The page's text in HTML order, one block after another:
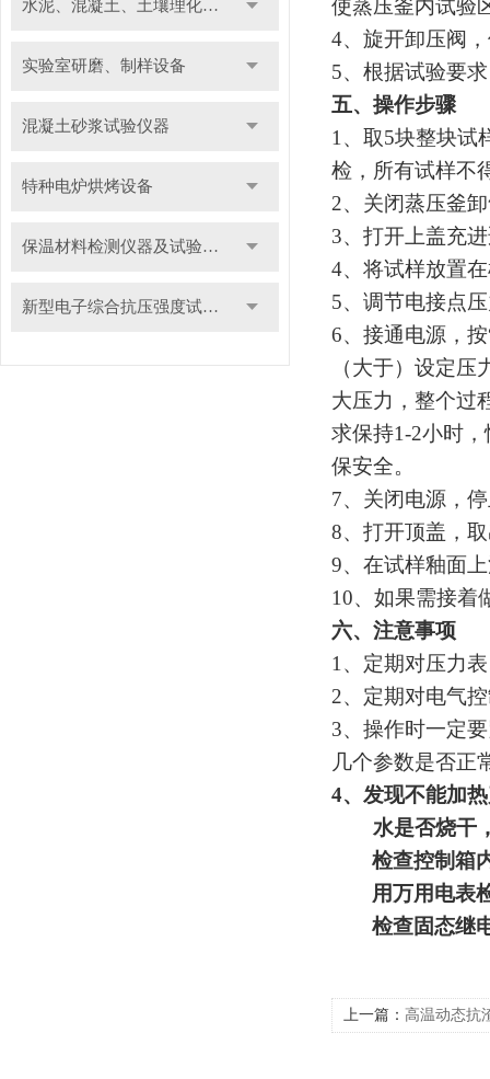
水泥、混凝土、土壤理化检测仪器及装置
实验室研磨、制样设备
混凝土砂浆试验仪器
特种电炉烘烤设备
保温材料检测仪器及试验装置
新型电子综合抗压强度试验机
使蒸压釜内试验
4、旋开卸压阀
5、根据试验要
五、操作步骤
1 、取5块整块试
检，所有试样不
2、关闭蒸压釜
3、打开上盖充
4、将试样放置
5、调节电接点
6、接通电源，
（大于）设定压
大压力，整个过
求保持1-2小时，
保安全。
7、关闭电源，
8、打开顶盖，
9、在试样釉面
10、如果需接着
六、注意事项
1 、定期对压力
2、定期对电气
3、操作时一定
几个参数是否正
4、发现不能加
水是否烧干
检查控制箱
用万用电表
检查固态继
上一篇： 高温动态抗